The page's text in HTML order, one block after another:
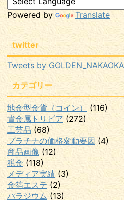
Powered by Translate
twitter
Tweets by GOLDEN_NAKAOKA
カテゴリー
地金型金貨（コイン）
(116)
貴金属トリビア (272)
工芸品 (68)
プラチナの価格変動要因(4)
商品画像 (12)
税金 (118)
メディア実績(3)
金箔エステ(2)
パラジウム (13)